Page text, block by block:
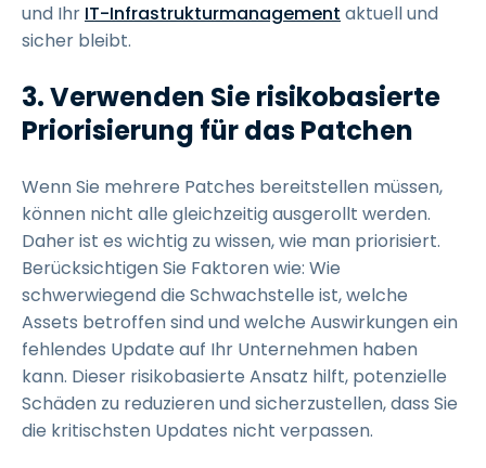
und Ihr IT-Infrastrukturmanagement aktuell und
sicher bleibt.
3.Verwenden Sie risikobasierte
Priorisierung für das Patchen
Wenn Sie mehrere Patches bereitstellen müssen,
können nicht alle gleichzeitig ausgerollt werden.
Daher ist es wichtig zu wissen, wie man priorisiert.
Berücksichtigen Sie Faktoren wie: Wie
schwerwiegend die Schwachstelle ist, welche
Assets betroffen sind und welche Auswirkungen ein
fehlendes Update auf Ihr Unternehmen haben
kann. Dieser risikobasierte Ansatz hilft, potenzielle
Schäden zu reduzieren und sicherzustellen, dass Sie
die kritischsten Updates nicht verpassen.